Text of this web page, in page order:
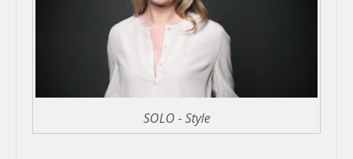
SOLO - Style